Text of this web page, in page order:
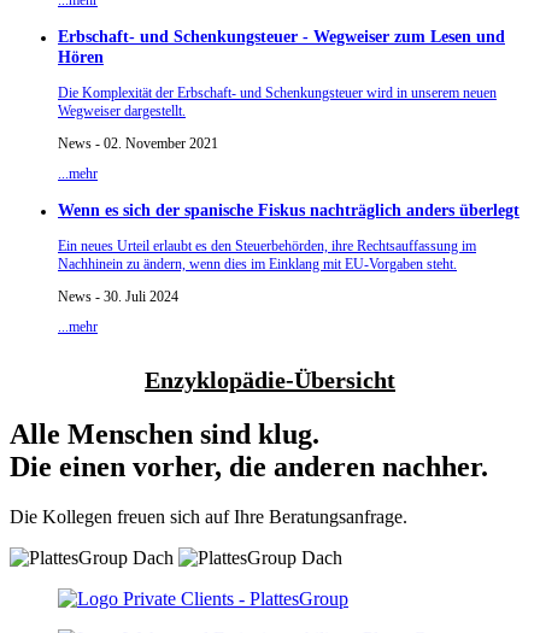
Erbschaft- und Schenkungsteuer - Wegweiser zum Lesen und
Hören
Die Komplexität der Erbschaft- und Schenkungsteuer wird in unserem neuen
Wegweiser dargestellt.
News - 02. November 2021
...mehr
Wenn es sich der spanische Fiskus nachträglich anders überlegt
Ein neues Urteil erlaubt es den Steuerbehörden, ihre Rechtsauffassung im
Nachhinein zu ändern, wenn dies im Einklang mit EU-Vorgaben steht.
News - 30. Juli 2024
...mehr
Enzyklopädie-Übersicht
Alle Menschen sind klug.
Die einen vorher, die anderen nachher.
Die Kollegen freuen sich auf Ihre Beratungsanfrage.